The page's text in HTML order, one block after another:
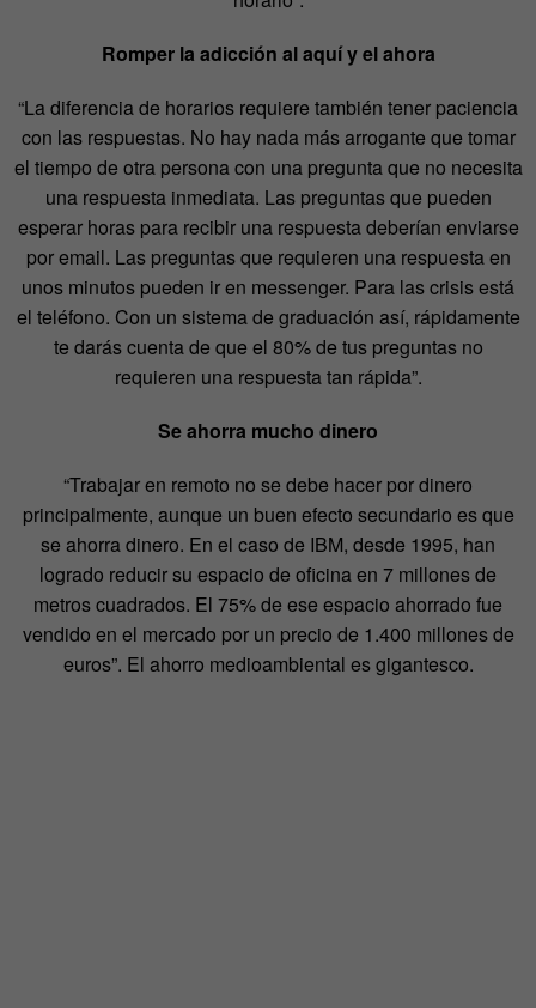
Romper la adicción al aquí y el ahora
“La diferencia de horarios requiere también tener paciencia
con las respuestas. No hay nada más arrogante que tomar
el tiempo de otra persona con una pregunta que no necesita
una respuesta inmediata. Las preguntas que pueden
esperar horas para recibir una respuesta deberían enviarse
por email. Las preguntas que requieren una respuesta en
unos minutos pueden ir en messenger. Para las crisis está
el teléfono. Con un sistema de graduación así, rápidamente
te darás cuenta de que el 80% de tus preguntas no
requieren una respuesta tan rápida”.
Se ahorra mucho dinero
“Trabajar en remoto no se debe hacer por dinero
principalmente, aunque un buen efecto secundario es que
se ahorra dinero. En el caso de IBM, desde 1995, han
logrado reducir su espacio de oficina en 7 millones de
metros cuadrados. El 75% de ese espacio ahorrado fue
vendido en el mercado por un precio de 1.400 millones de
euros”. El ahorro medioambiental es gigantesco.